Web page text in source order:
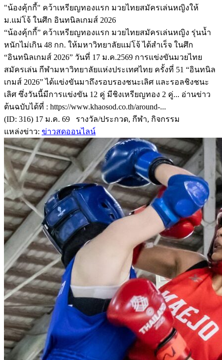
"น้องคุ้กกี้" คว้าเหรียญทองแรก มวยไทยสมัครเล่นหญิงให้
ม.แม่โจ้ ในศึก อินทนิลเกมส์ 2026
“น้องคุ้กกี้” คว้าเหรียญทองแรก มวยไทยสมัครเล่นหญิง รุ่นน้ำ
หนักไม่เกิน 48 กก. ให้มหาวิทยาลัยแม่โจ้ ได้สำเร็จ ในศึก
“อินทนิลเกมส์ 2026” วันที่ 17 ม.ค.2569 การแข่งขันมวยไทย
สมัครเล่น กีฬามหาวิทยาลัยแห่งประเทศไทย ครั้งที่ 51 “อินทนิล
เกมส์ 2026” ได้แข่งขันมาถึงรอบรองชนะเลิศ และรอลชิงชนะ
เลิศ ซึ่งวันนี้มีการแข่งขัน 12 คู่ มีชิงเหรียญทอง 2 คู่... อ่านข่าว
ต้นฉบับได้ที่ : https://www.khaosod.co.th/around-...
(ID: 316) 17 ม.ค. 69 รางวัล/ประกวด, กีฬา, กิจกรรม
แหล่งข่าว: ข่าวสดออนไลน์